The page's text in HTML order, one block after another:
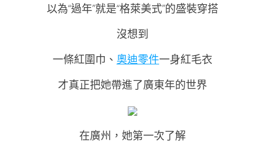
以為“過年”就是“格萊美式”的盛裝穿搭
沒想到
一條紅圍巾、 奧迪零件一身紅毛衣
才真正把她帶進了廣東年的世界
在廣州，她第一次了解